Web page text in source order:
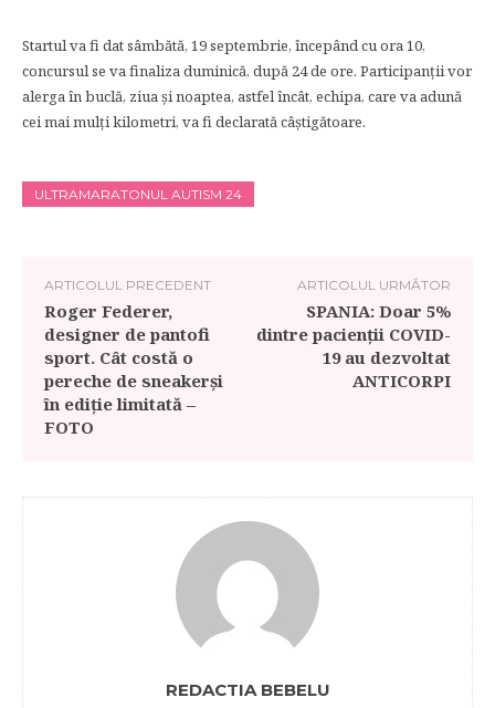
Startul va fi dat sâmbătă, 19 septembrie, începând cu ora 10,
concursul se va finaliza duminică, după 24 de ore. Participanţii vor
alerga în buclă, ziua şi noaptea, astfel încât, echipa, care va adună
cei mai mulți kilometri, va fi declarată câștigătoare.
ULTRAMARATONUL AUTISM 24
ARTICOLUL PRECEDENT
Roger Federer,
designer de pantofi
sport. Cât costă o
pereche de sneakerși
în ediție limitată –
FOTO
ARTICOLUL URMĂTOR
SPANIA: Doar 5%
dintre pacienții COVID-
19 au dezvoltat
ANTICORPI
REDACTIA BEBELU